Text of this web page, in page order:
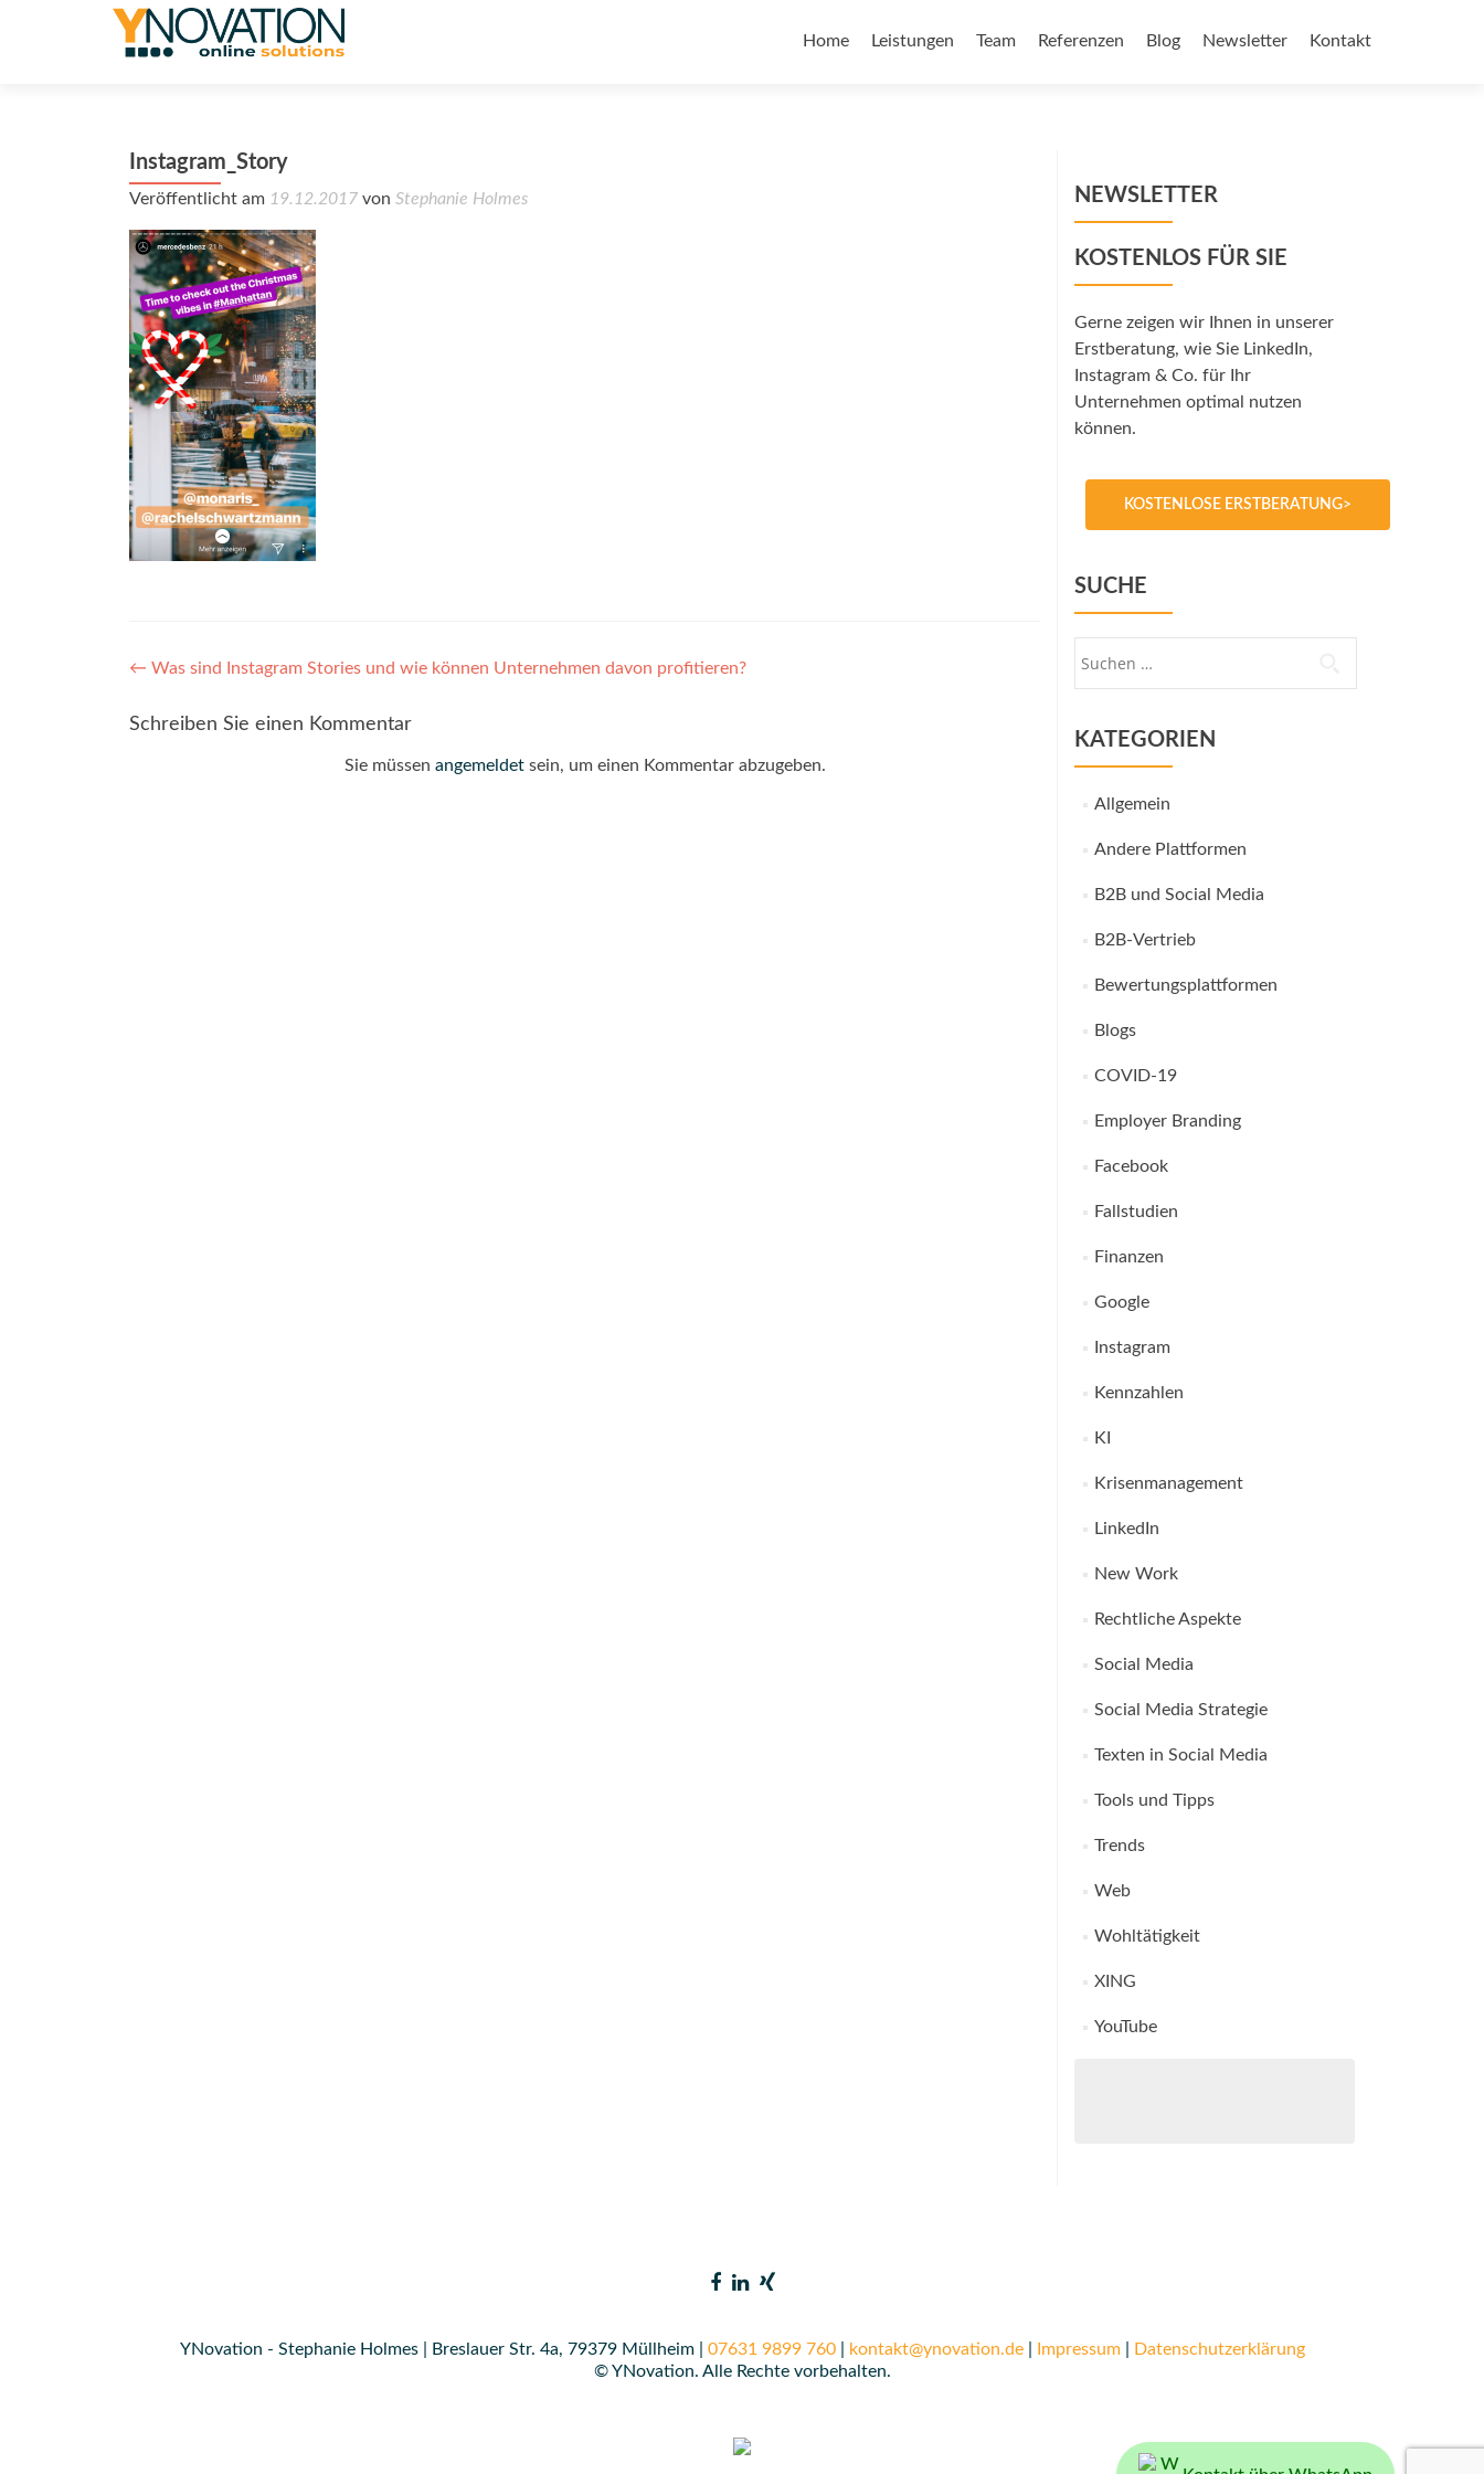
Home Leistungen Team Referenzen Blog Newsletter Kontakt
Instagram_Story
Veröffentlicht am 19.12.2017 von Stephanie Holmes
Post
navigation
← Was sind Instagram Stories und wie können Unternehmen davon profitieren?
Schreiben Sie einen Kommentar
Sie müssen angemeldetsein, um einen Kommentar abzugeben.
NEWSLETTER
KOSTENLOS FÜR SIE
Gerne zeigen wir Ihnen in unserer
Erstberatung, wie Sie LinkedIn,
Instagram & Co. für Ihr
Unternehmen optimal nutzen
können.
KOSTENLOSE ERSTBERATUNG>
SUCHE
KATEGORIEN
Allgemein
Andere Plattformen
B2B und Social Media
B2B-Vertrieb
Bewertungsplattformen
Blogs
COVID-19
Employer Branding
Facebook
Fallstudien
Finanzen
Google
Instagram
Kennzahlen
KI
Krisenmanagement
LinkedIn
New Work
Rechtliche Aspekte
Social Media
Social Media Strategie
Texten in Social Media
Tools und Tipps
Trends
Web
Wohltätigkeit
XING
YouTube
YNovation - Stephanie Holmes | Breslauer Str. 4a, 79379 Müllheim | 07631 9899 760| kontakt@ynovation.de| Impressum|
Datenschutzerklärung
© YNovation. Alle Rechte vorbehalten.